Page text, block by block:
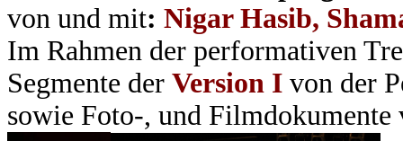
von und mit: Nigar Hasib,
Im Rahmen der performativen
Segmente der Version I von der
sowie Foto-, und Filmdokumente